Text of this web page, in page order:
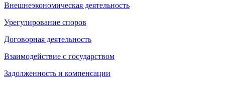
Внешнеэкономическая деятельность
Урегулирование споров
Договорная деятельность
Взаимодействие с государством
Задолженность и компенсации